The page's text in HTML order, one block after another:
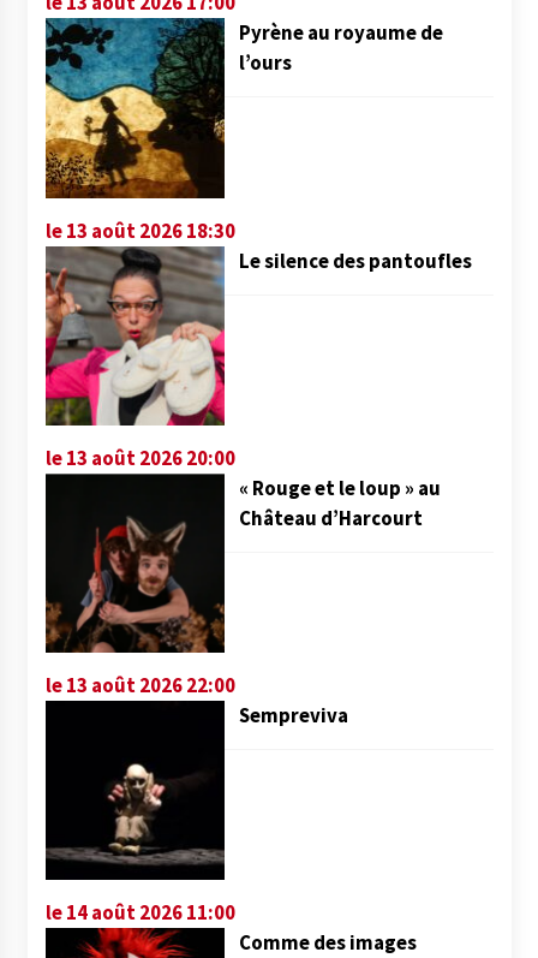
Pyrène au royaume de
l’ours
le 13 août 2026 18:30
Le silence des pantoufles
le 13 août 2026 20:00
« Rouge et le loup » au
Château d’Harcourt
le 13 août 2026 22:00
Sempreviva
le 14 août 2026 11:00
Comme des images